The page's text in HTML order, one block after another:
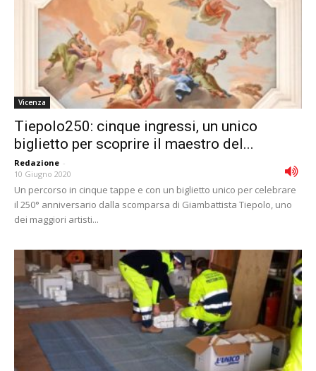
Vicenza
Tiepolo250: cinque ingressi, un unico
biglietto per scoprire il maestro del...
Redazione -
10 Giugno 2020
Un percorso in cinque tappe e con un biglietto unico per celebrare
il 250° anniversario dalla scomparsa di Giambattista Tiepolo, uno
dei maggiori artisti...